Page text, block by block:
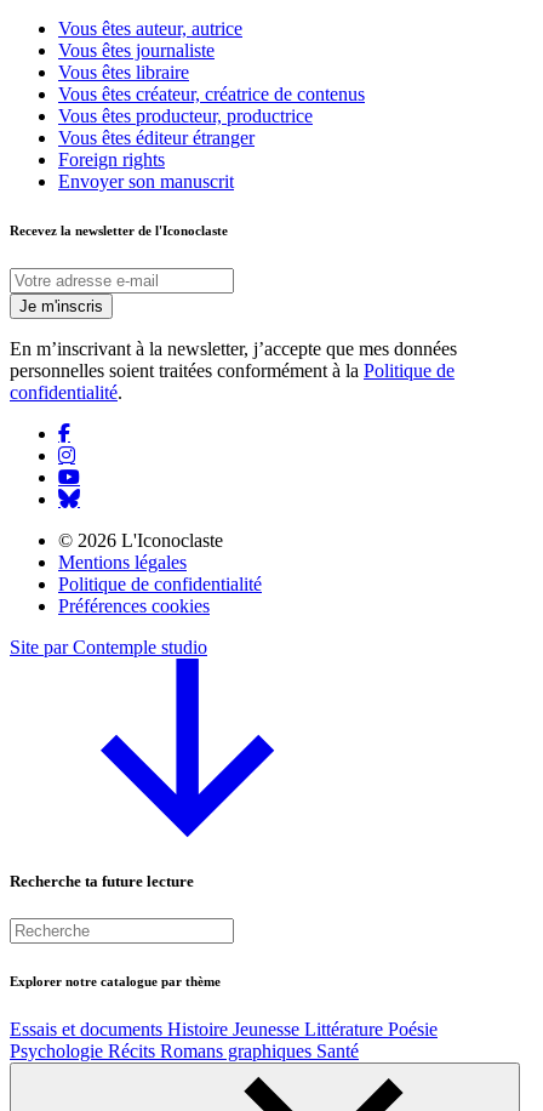
Vous êtes auteur, autrice
Vous êtes journaliste
Vous êtes libraire
Vous êtes créateur, créatrice de contenus
Vous êtes producteur, productrice
Vous êtes éditeur étranger
Foreign rights
Envoyer son manuscrit
Recevez la newsletter de l'Iconoclaste
Je m'inscris
En m’inscrivant à la newsletter, j’accepte que mes données
personnelles soient traitées conformément à la Politique de
confidentialité.
© 2026 L'Iconoclaste
Mentions légales
Politique de confidentialité
Préférences cookies
Site par Contemple studio
Recherche ta future lecture
Explorer notre catalogue par thème
Essais et documents Histoire Jeunesse Littérature Poésie
Psychologie Récits Romans graphiques Santé